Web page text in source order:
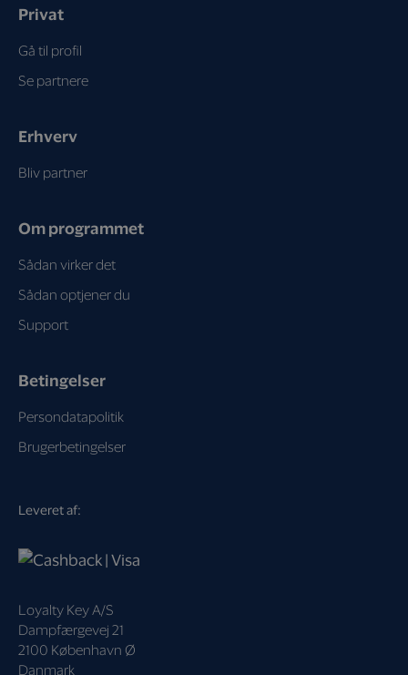
Leveret af:
Loyalty Key A/S
Dampfærgevej 21
2100 København Ø
Danmark
Privat
Gå til profil
Se partnere
Erhverv
Bliv partner
Om programmet
Sådan virker det
Sådan optjener du
Support
Betingelser
Persondatapolitik
Brugerbetingelser